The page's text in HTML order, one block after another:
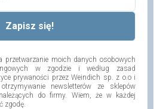
przetwarzanie moich danych osobowych
w zgodzie i według zasad
prywaności przez Weindich sp. z o.o i
newsletterów ze sklepów
do firmy. Wiem, że w każdej
zgodę.